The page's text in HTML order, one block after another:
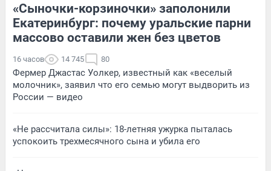
«Сыночки-корзиночки» заполонили
Екатеринбург: почему уральские парни
массово оставили жен без цветов
16 часов 14 745 80
Фермер Джастас Уолкер, известный как «веселый
молочник», заявил что его семью могут выдворить из
России — видео
«Не рассчитала силы»: 18-летняя ужурка пыталась
успокоить трехмесячного сына и убила его